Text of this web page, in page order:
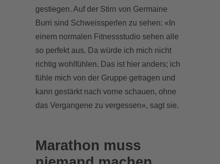
gestiegen. Auf der Stirn von Germaine
Burri sind Schweissperlen zu sehen: «In
einem normalen Fitnessstudio sehen alle
so perfekt aus. Da würde ich mich nicht
richtig wohlfühlen. Das ist hier anders; ich
fühle mich von der Gruppe getragen und
kann gestärkt nach vorne schauen, ohne
das Vergangene zu vergessen», sagt sie.
Marathon muss